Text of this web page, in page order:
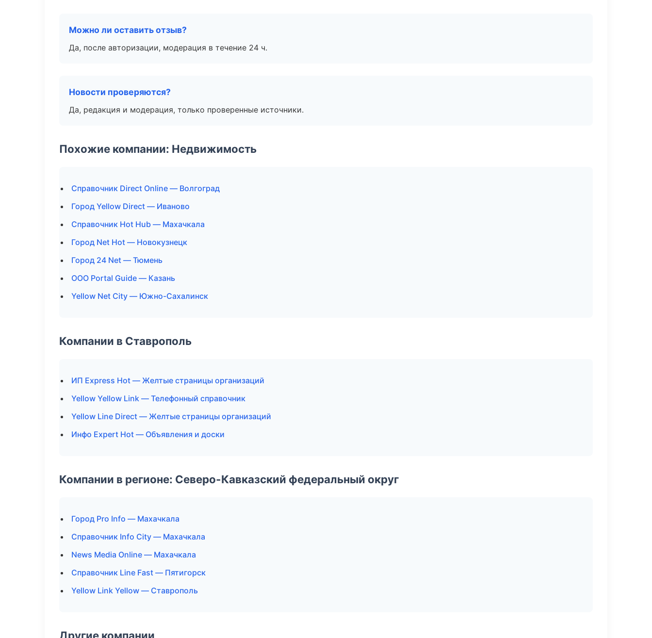
Можно ли оставить отзыв?
Да, после авторизации, модерация в течение 24 ч.
Новости проверяются?
Да, редакция и модерация, только проверенные источники.
Похожие компании: Недвижимость
Справочник Direct Online — Волгоград
Город Yellow Direct — Иваново
Справочник Hot Hub — Махачкала
Город Net Hot — Новокузнецк
Город 24 Net — Тюмень
ООО Portal Guide — Казань
Yellow Net City — Южно-Сахалинск
Компании в Ставрополь
ИП Express Hot — Желтые страницы организаций
Yellow Yellow Link — Телефонный справочник
Yellow Line Direct — Желтые страницы организаций
Инфо Expert Hot — Объявления и доски
Компании в регионе: Северо-Кавказский федеральный округ
Город Pro Info — Махачкала
Справочник Info City — Махачкала
News Media Online — Махачкала
Справочник Line Fast — Пятигорск
Yellow Link Yellow — Ставрополь
Другие компании